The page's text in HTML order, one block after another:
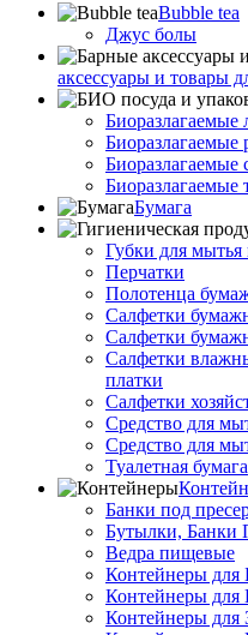
Bubble tea
Джус болы
аксессуары и товары
Биоразлагаемые
Биоразлагаемые
Биоразлагаемые
Бумага
Губки для мытья
Перчатки
Полотенца
Салфетки
Салфетки
Салфетки
платки
Салфетки
Средство для
Средство для
Туалетная бумага
Банки под
Бутылки, Банки
Ведра пищевые
Контейнеры для
Контейнеры для
Контейнеры для